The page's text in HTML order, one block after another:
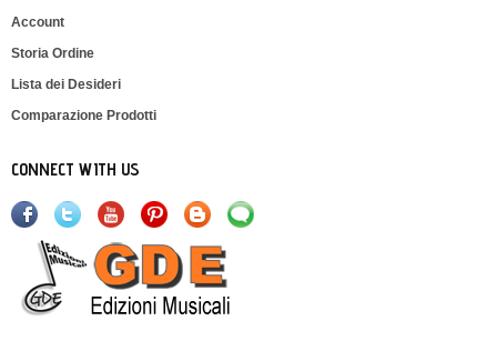
Account
Storia Ordine
Lista dei Desideri
Comparazione Prodotti
CONNECT WITH US